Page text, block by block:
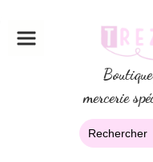
mercerie